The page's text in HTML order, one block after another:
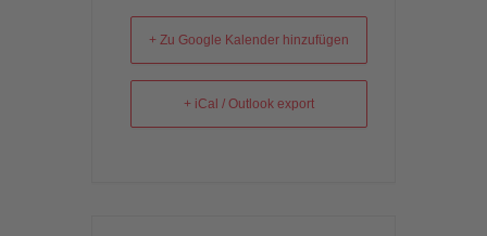
+ Zu Google Kalender hinzufügen
+ iCal / Outlook export